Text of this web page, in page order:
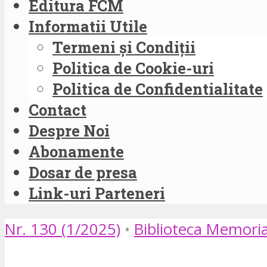
Editura FCM
Informatii Utile
Termeni și Condiții
Politica de Cookie-uri
Politica de Confidentialitate
Contact
Despre Noi
Abonamente
Dosar de presa
Link-uri Parteneri
Nr. 130 (1/2025) • Biblioteca